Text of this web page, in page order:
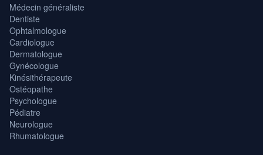
Médecin généraliste
Dentiste
Ophtalmologue
Cardiologue
Dermatologue
Gynécologue
Kinésithérapeute
Ostéopathe
Psychologue
Pédiatre
Neurologue
Rhumatologue